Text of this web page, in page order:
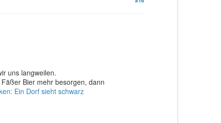
uns langweilen.
Bier mehr besorgen, dann
Ein Dorf sieht schwarz